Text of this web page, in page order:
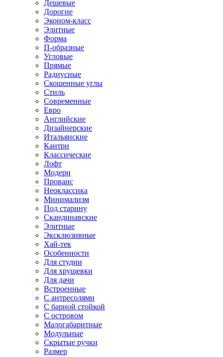
Дешевые
Дорогие
Эконом-класс
Элитные
Форма
П-образные
Угловые
Прямые
Радиусные
Скошенные углы
Стиль
Современные
Евро
Английские
Дизайнерские
Итальянские
Кантри
Классические
Лофт
Модерн
Прованс
Неоклассика
Минимализм
Под старину
Скандинавские
Элитные
Эксклюзивные
Хай-тек
Особенности
Для студии
Для хрущевки
Для дачи
Встроенные
С антресолями
С барной стойкой
С островом
Малогабаритные
Модульные
Скрытые ручки
Размер